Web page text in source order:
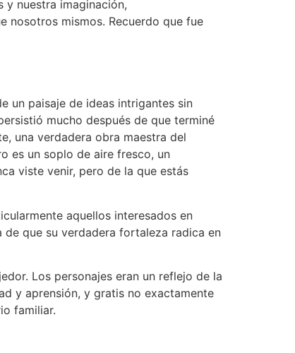
y nuestra imaginación,
nosotros mismos. Recuerdo que fue
un paisaje de ideas intrigantes sin
mucho después de que terminé
una verdadera obra maestra del
es un soplo de aire fresco, un
viste venir, pero de la que estás
aquellos interesados en
que su verdadera fortaleza radica en
Los personajes eran un reflejo de la
y aprensión, y gratis no exactamente
familiar.